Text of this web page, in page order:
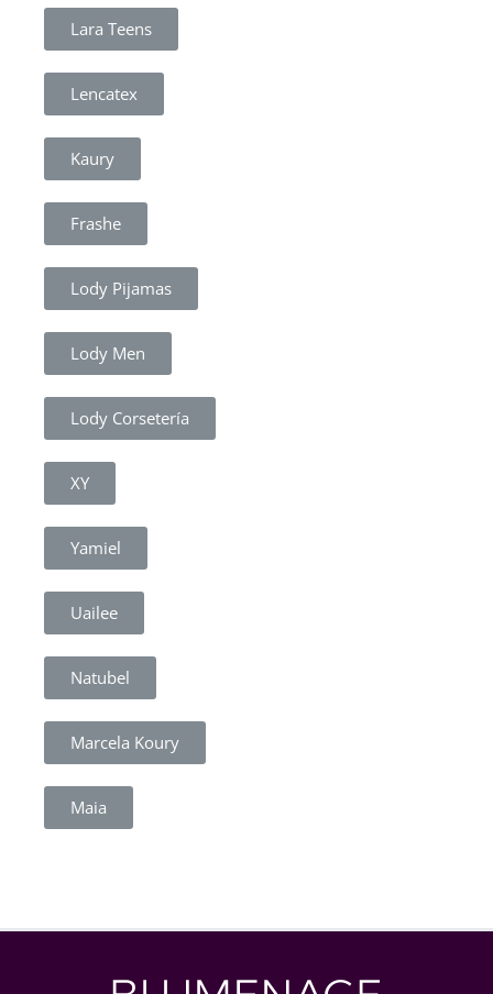
Lara Teens
Lencatex
Kaury
Frashe
Lody Pijamas
Lody Men
Lody Corsetería
XY
Yamiel
Uailee
Natubel
Marcela Koury
Maia